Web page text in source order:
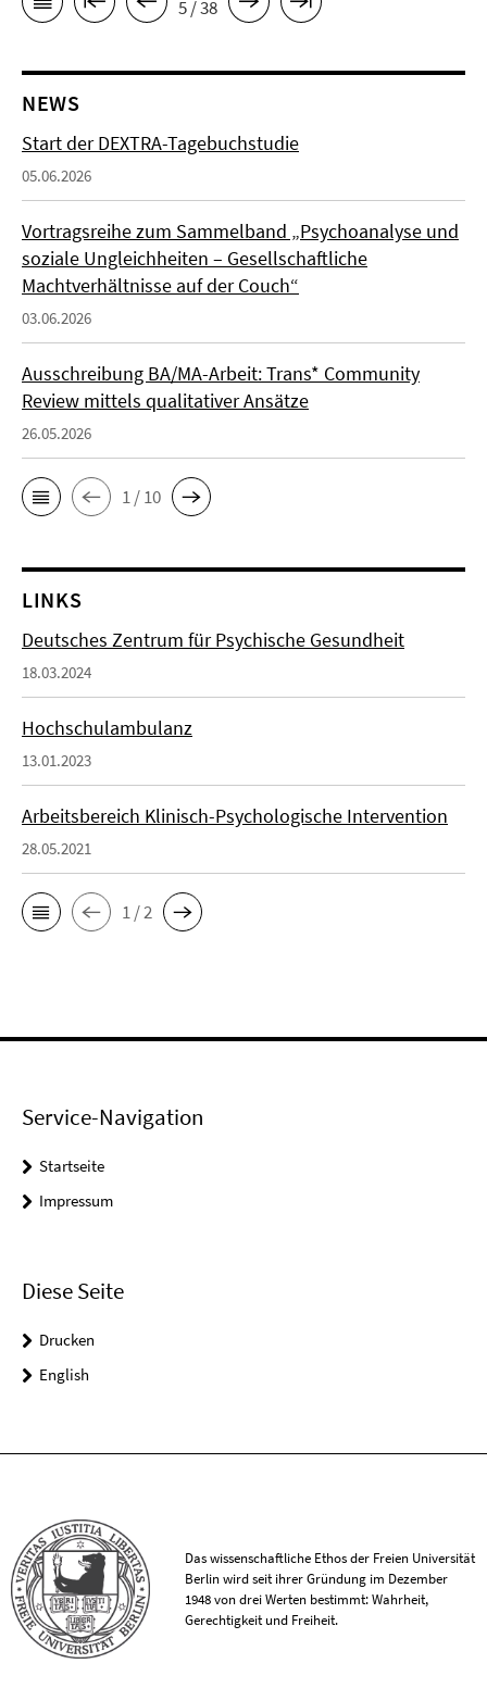
5 / 38
NEWS
Start der DEXTRA-Tagebuchstudie
05.06.2026
Vortragsreihe zum Sammelband „Psychoanalyse und
soziale Ungleichheiten – Gesellschaftliche
Machtverhältnisse auf der Couch“
03.06.2026
Ausschreibung BA/MA-Arbeit: Trans* Community
Review mittels qualitativer Ansätze
26.05.2026
1 / 10
LINKS
Deutsches Zentrum für Psychische Gesundheit
18.03.2024
Hochschulambulanz
13.01.2023
Arbeitsbereich Klinisch-Psychologische Intervention
28.05.2021
1 / 2
Service-Navigation
Startseite
Impressum
Diese Seite
Drucken
English
Das wissenschaftliche Ethos der Freien Universität
Berlin wird seit ihrer Gründung im Dezember
1948 von drei Werten bestimmt: Wahrheit,
Gerechtigkeit und Freiheit.